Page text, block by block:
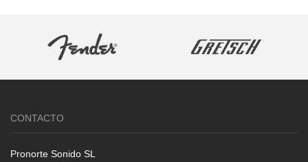
CONTACTO
Pronorte Sonido SL